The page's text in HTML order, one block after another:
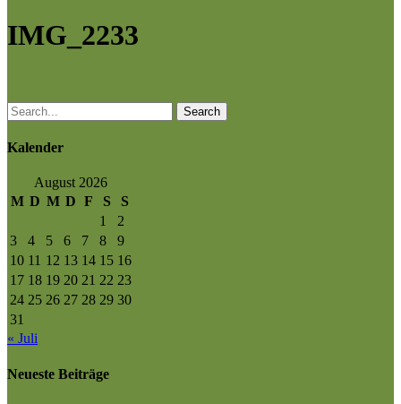
IMG_2233
Search
Kalender
August 2026
M D M D F S
S
1
2
3
4 5 6 7 8
9
10 11 12 13 14 15 16
17 18 19 20 21 22 23
24 25 26 27 28 29 30
31
« Juli
Neueste Beiträge